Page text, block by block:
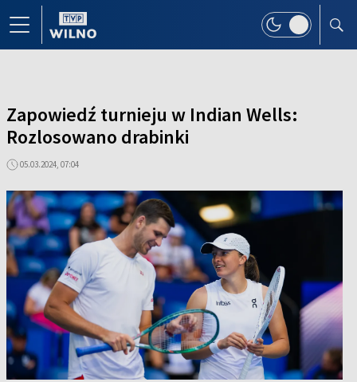
Zapowiedź turnieju w Indian Wells:
Rozlosowano drabinki
05.03.2024, 07:04